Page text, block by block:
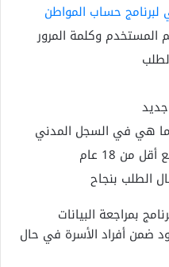
لبرنامج حساب المواطن
وكلمة المرور
هي في السجل المدني
من 18 عام
الطلب بنجاح
بمراجعة البيانات
ضمن أفراد الأسرة في حال